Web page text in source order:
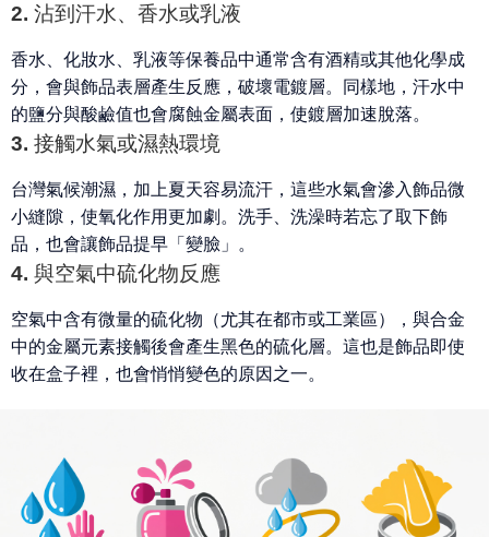
2. 沾到汗水、香水或乳液
香水、化妝水、乳液等保養品中通常含有酒精或其他化學成
分，會與飾品表層產生反應，破壞電鍍層。同樣地， 汗水中
的鹽分與酸鹼值也會腐蝕金屬表面，使鍍層加速脫落。
3. 接觸水氣或濕熱環境
台灣氣候潮濕，加上夏天容易流汗，這些水氣會滲入飾品微
小縫隙，使氧化作用更加劇。洗手、洗澡時若忘了取下飾
品，也會讓飾品提早「變臉」。
4. 與空氣中硫化物反應
空氣中含有微量的硫化物 （尤其在都市或工業區），與合金
中的金屬元素接觸後會產生黑色的硫化層。這也是飾品即使
收在盒子裡，也會悄悄變色的原因之一。